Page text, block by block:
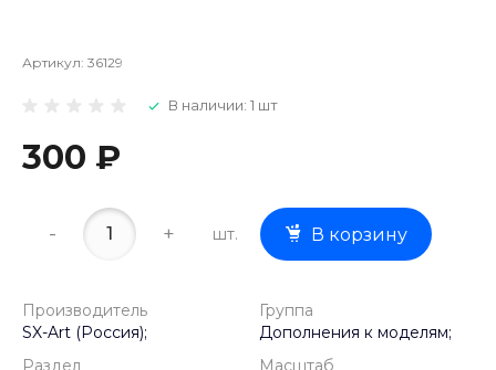
Артикул: 36129
В наличии: 1 шт
300 ₽
- + шт. В корзину
Производитель
SX-Art (Россия);
Группа
Дополнения к моделям;
Раздел
Масштаб